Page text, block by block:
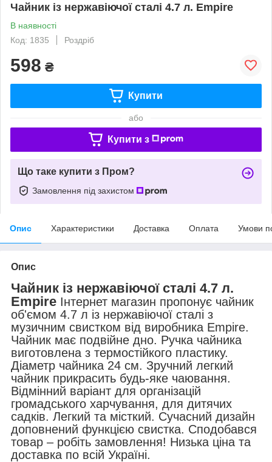
Чайник із нержавіючої сталі 4.7 л. Empire
В наявності
Код: 1835
Роздріб
598 ₴
Купити
або
Купити з
Що таке купити з Пром?
Замовлення під захистом
Опис Характеристики Доставка Оплата Умови
Опис
Чайник із нержавіючої сталі 4.7 л.
Empire Інтернет магазин пропонує чайник
об'ємом 4.7 л із нержавіючої сталі з
музичним свистком від виробника Empire.
Чайник має подвійне дно. Ручка чайника
виготовлена з термостійкого пластику.
Діаметр чайника 24 см. Зручний легкий
чайник прикрасить будь-яке чаювання.
Відмінний варіант для організацій
громадського харчування, для дитячих
садків. Легкий та місткий. Сучасний дизайн
доповнений функцією свистка. Сподобався
товар – робіть замовлення! Низька ціна та
доставка по всій Україні.